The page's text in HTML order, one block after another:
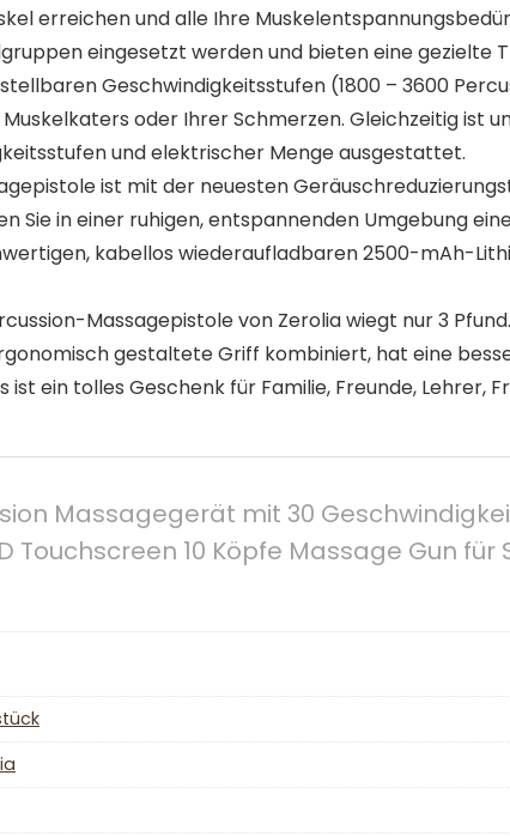
erreichen und alle Ihre
eingesetzt werden und bieten eine gezielte
Geschwindigkeitsstufen (1800 – 3600
oder Ihrer Schmerzen. Gleichzeitig ist
und elektrischer Menge ausgestattet.
ist mit der neuesten
in einer ruhigen, entspannenden Umgebung
kabellos wiederaufladbaren 2500-mAh-
Percussion-Massagepistole von Zerolia wiegt nur 3
gestaltete Griff kombiniert, hat eine
ein tolles Geschenk für Familie, Freunde, Lehrer,
Massagegerät mit 30
10 Köpfe Massage Gun für